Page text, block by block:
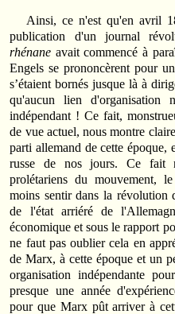
Ainsi, ce n'est qu'en avril
publication d'un journal
rhénane avait commencé à
Engels se prononcèrent pour
s’étaient bornés jusque là à
qu'aucun lien
indépendant ! Ce fait,
de vue actuel, nous montre
parti allemand de cette époque,
russe de nos jours. Ce fait
prolétariens du mouvement,
moins sentir dans la révolution
de l'état arriéré de
économique et sous le rapport
ne faut pas oublier cela en
de Marx, à cette époque et un
organisation indépendante
presque une année
pour que Marx pût arriver à